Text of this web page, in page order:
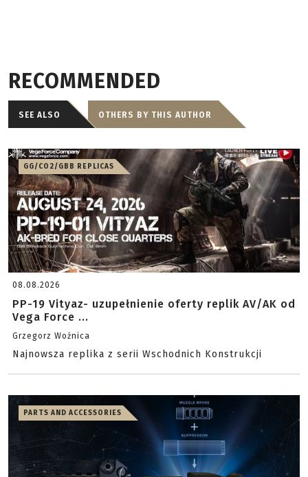
RECOMMENDED
SEE ALSO OTHERS BY THIS AUTHOR
GG/CO2/GBB REPLICAS
08.08.2026
PP-19 Vityaz- uzupełnienie oferty replik AV/AK od
Vega Force ...
Grzegorz Woźnica
Najnowsza replika z serii Wschodnich Konstrukcji
PARTS AND ACCESSORIES